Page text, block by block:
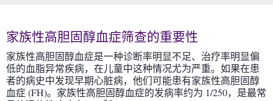
家族性高胆固醇血症筛查的重要性
家族性高胆固醇血症是一种诊断率明显不足、治疗率明显偏
低的血脂异常疾病，在儿童中这种情况尤为严重。如果在患
者的病史中发现早期心脏病，他们可能患有家族性高胆固醇
血症 (FH)。家族性高胆固醇血症的发病率约为 1/250，是最常